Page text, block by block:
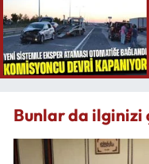
Bunlar da